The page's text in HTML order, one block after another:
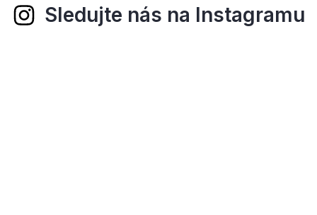
Sledujte nás na Instagramu